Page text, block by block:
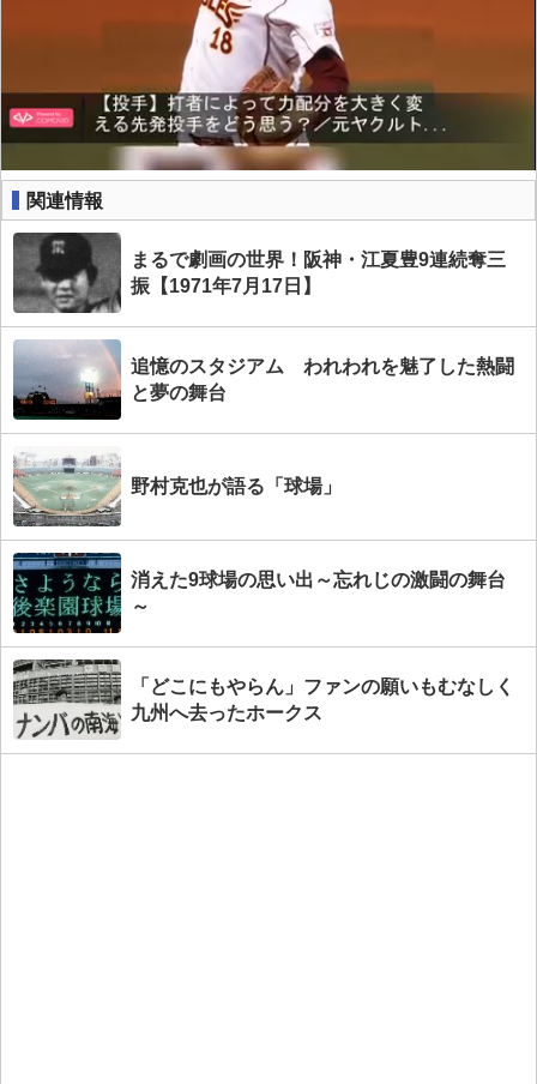
関連情報
まるで劇画の世界！阪神・江夏豊9連続奪三
振【1971年7月17日】
追憶のスタジアム われわれを魅了した熱闘
と夢の舞台
野村克也が語る「球場」
消えた9球場の思い出～忘れじの激闘の舞台
～
「どこにもやらん」ファンの願いもむなしく
九州へ去ったホークス